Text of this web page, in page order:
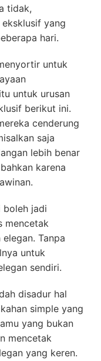
tidak,
yang
hari.
untuk
untuk urusan
berikut ini.
cenderung
saja
lebih benar
karena
boleh jadi
mencetak
Tanpa
untuk
sendiri.
disadur hal
simple yang
yang bukan
mencetak
yang keren.